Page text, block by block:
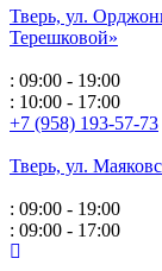
Тверь, ул.
Терешковой»
: 09:00 - 19:00
: 10:00 - 17:00
+7 (958) 193-57-73
Тверь, ул.
: 09:00 - 19:00
: 09:00 - 17:00